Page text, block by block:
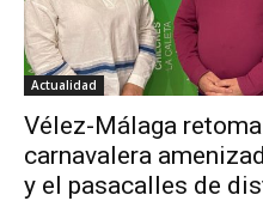
Actualidad
Vélez-Málaga
carnavalera
y el pasacalles de